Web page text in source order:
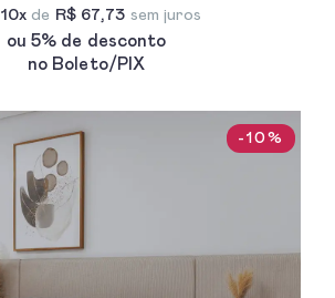
10x de R$ 67,73 sem juros
ou 5% de desconto
no Boleto/PIX
-10%